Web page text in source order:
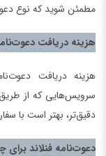
مطمئن شوید که نوع
هزینه دریافت
هزینه دریافت
سرویس‌هایی که از
دقیق‌تر، بهتر است با
دعوت‌نامه فنلاند برای